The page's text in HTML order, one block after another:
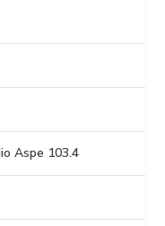
Aspe 103.4